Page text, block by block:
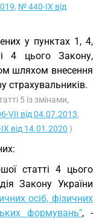
, № 440-IX від
у пунктах 1, 4,
4 цього Закону,
шляхом внесення
страхувальників.
5 із змінами,
VII від 04.07.2013,
від 14.01.2020 )
статті 4 цього
Закону України
осіб, фізичних
формувань", -